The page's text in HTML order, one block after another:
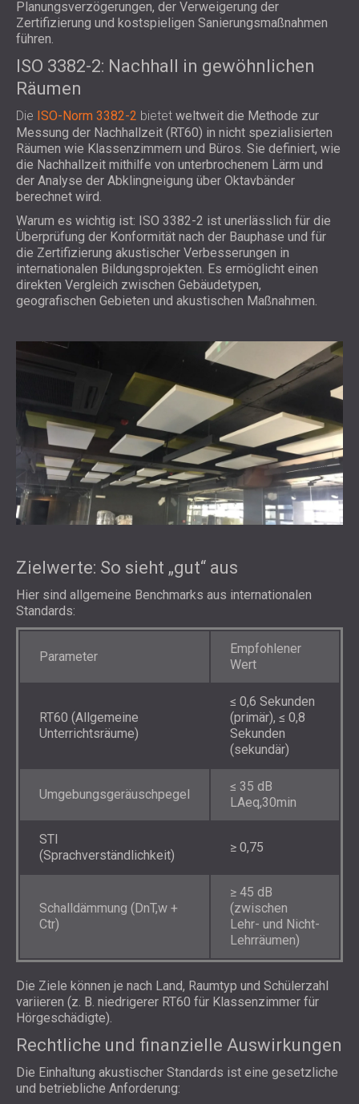
Planungsverzögerungen, der Verweigerung der
Zertifizierung und kostspieligen Sanierungsmaßnahmen
führen.
ISO 3382-2: Nachhall in gewöhnlichen
Räumen
Die ISO-Norm 3382-2 bietet weltweit die Methode zur
Messung der Nachhallzeit (RT60) in nicht spezialisierten
Räumen wie Klassenzimmern und Büros. Sie definiert, wie
die Nachhallzeit mithilfe von unterbrochenem Lärm und
der Analyse der Abklingneigung über Oktavbänder
berechnet wird.
Warum es wichtig ist: ISO 3382-2 ist unerlässlich für die
Überprüfung der Konformität nach der Bauphase und für
die Zertifizierung akustischer Verbesserungen in
internationalen Bildungsprojekten. Es ermöglicht einen
direkten Vergleich zwischen Gebäudetypen,
geografischen Gebieten und akustischen Maßnahmen.
Zielwerte: So sieht „gut“ aus
Hier sind allgemeine Benchmarks aus internationalen
Standards:
Parameter
Empfohlener
Wert
RT60 (Allgemeine
Unterrichtsräume)
≤ 0,6 Sekunden
(primär), ≤ 0,8
Sekunden
(sekundär)
Umgebungsgeräuschpegel
≤ 35 dB
LAeq,30min
STI
(Sprachverständlichkeit)
≥ 0,75
Schalldämmung (DnT,w +
Ctr)
≥ 45 dB
(zwischen
Lehr- und Nicht-
Lehrräumen)
Die Ziele können je nach Land, Raumtyp und Schülerzahl
variieren (z. B. niedrigerer RT60 für Klassenzimmer für
Hörgeschädigte).
Rechtliche und finanzielle Auswirkungen
Die Einhaltung akustischer Standards ist eine gesetzliche
und betriebliche Anforderung: